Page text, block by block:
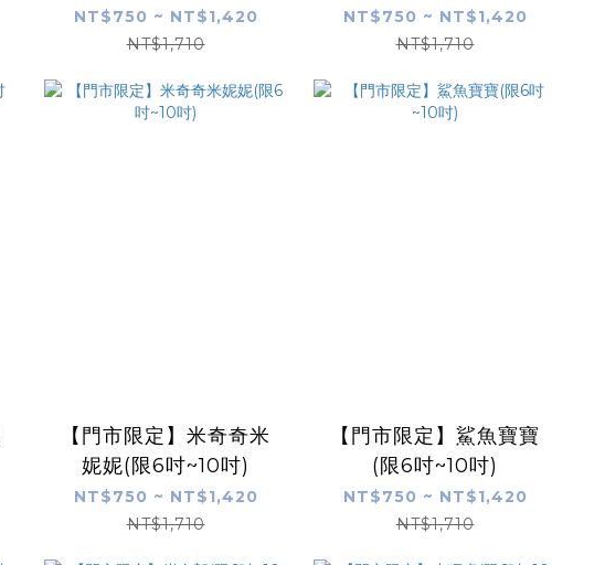
NT$750 ~ NT$1,420
NT$1,710
NT$750 ~ NT$1,420
NT$1,710
【門市限定】米奇奇米
妮妮(限6吋~10吋)
NT$750 ~ NT$1,420
NT$1,710
【門市限定】鯊魚寶寶
(限6吋~10吋)
NT$750 ~ NT$1,420
NT$1,710